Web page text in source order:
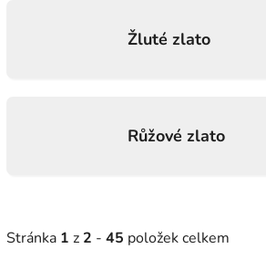
Žluté zlato
Růžové zlato
Stránka 1 z 2 - 45 položek celkem